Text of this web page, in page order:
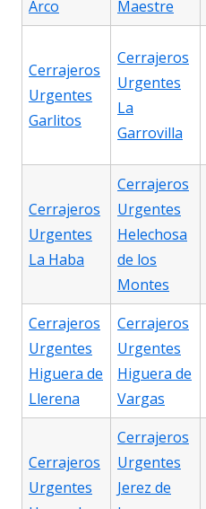
Arco
Maestre
Cerrajeros
Urgentes
Garlitos
Cerrajeros
Urgentes
La
Garrovilla
Cerrajeros
Urgentes
La Haba
Cerrajeros
Urgentes
Helechosa
de los
Montes
Cerrajeros
Urgentes
Higuera de
Llerena
Cerrajeros
Urgentes
Higuera de
Vargas
Cerrajeros
Urgentes
Cerrajeros
Urgentes
Jerez de